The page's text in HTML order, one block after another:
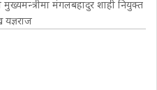
मुख्यमन्त्रीमा मंगलबहादुर शाही नियुक्त